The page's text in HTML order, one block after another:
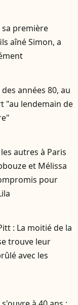
sa première
aîné Simon, a
années 80, au
"au lendemain de
autres à Paris
et Mélissa
pour
: La moitié de la
trouve leur
avec les